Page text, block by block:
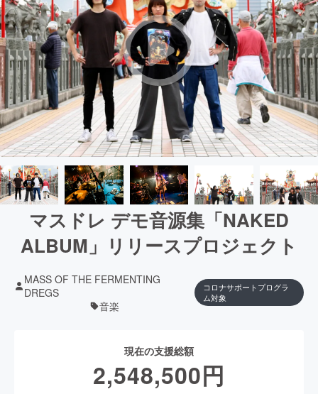
マスドレ デモ音源集「NAKED
ALBUM」リリースプロジェクト
MASS OF THE FERMENTING
DREGS
音楽
コロナサポートプログラ
ム対象
現在の支援総額
2,548,500円